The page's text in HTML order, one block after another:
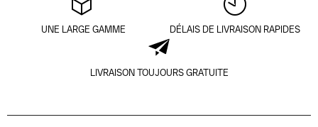
UNE LARGE GAMME DÉLAIS DE LIVRAISON RAPIDES
LIVRAISON TOUJOURS GRATUITE